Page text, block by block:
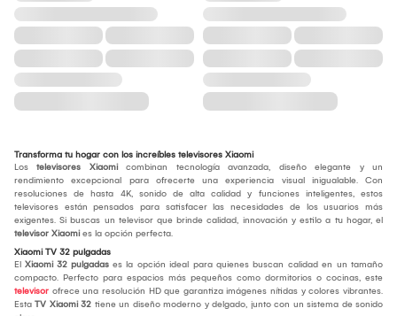
Transforma tu hogar con los increíbles televisores Xiaomi
Los televisores Xiaomi combinan tecnología avanzada, diseño elegante y un
rendimiento excepcional para ofrecerte una experiencia visual inigualable. Con
resoluciones de hasta 4K, sonido de alta calidad y funciones inteligentes, estos
televisores están pensados para satisfacer las necesidades de los usuarios más
exigentes. Si buscas un televisor que brinde calidad, innovación y estilo a tu hogar, el
televisor Xiaomi es la opción perfecta.
Xiaomi TV 32 pulgadas
El Xiaomi 32 pulgadas es la opción ideal para quienes buscan calidad en un tamaño
compacto. Perfecto para espacios más pequeños como dormitorios o cocinas, este
televisor ofrece una resolución HD que garantiza imágenes nítidas y colores vibrantes.
Esta TV Xiaomi 32 tiene un diseño moderno y delgado, junto con un sistema de sonido